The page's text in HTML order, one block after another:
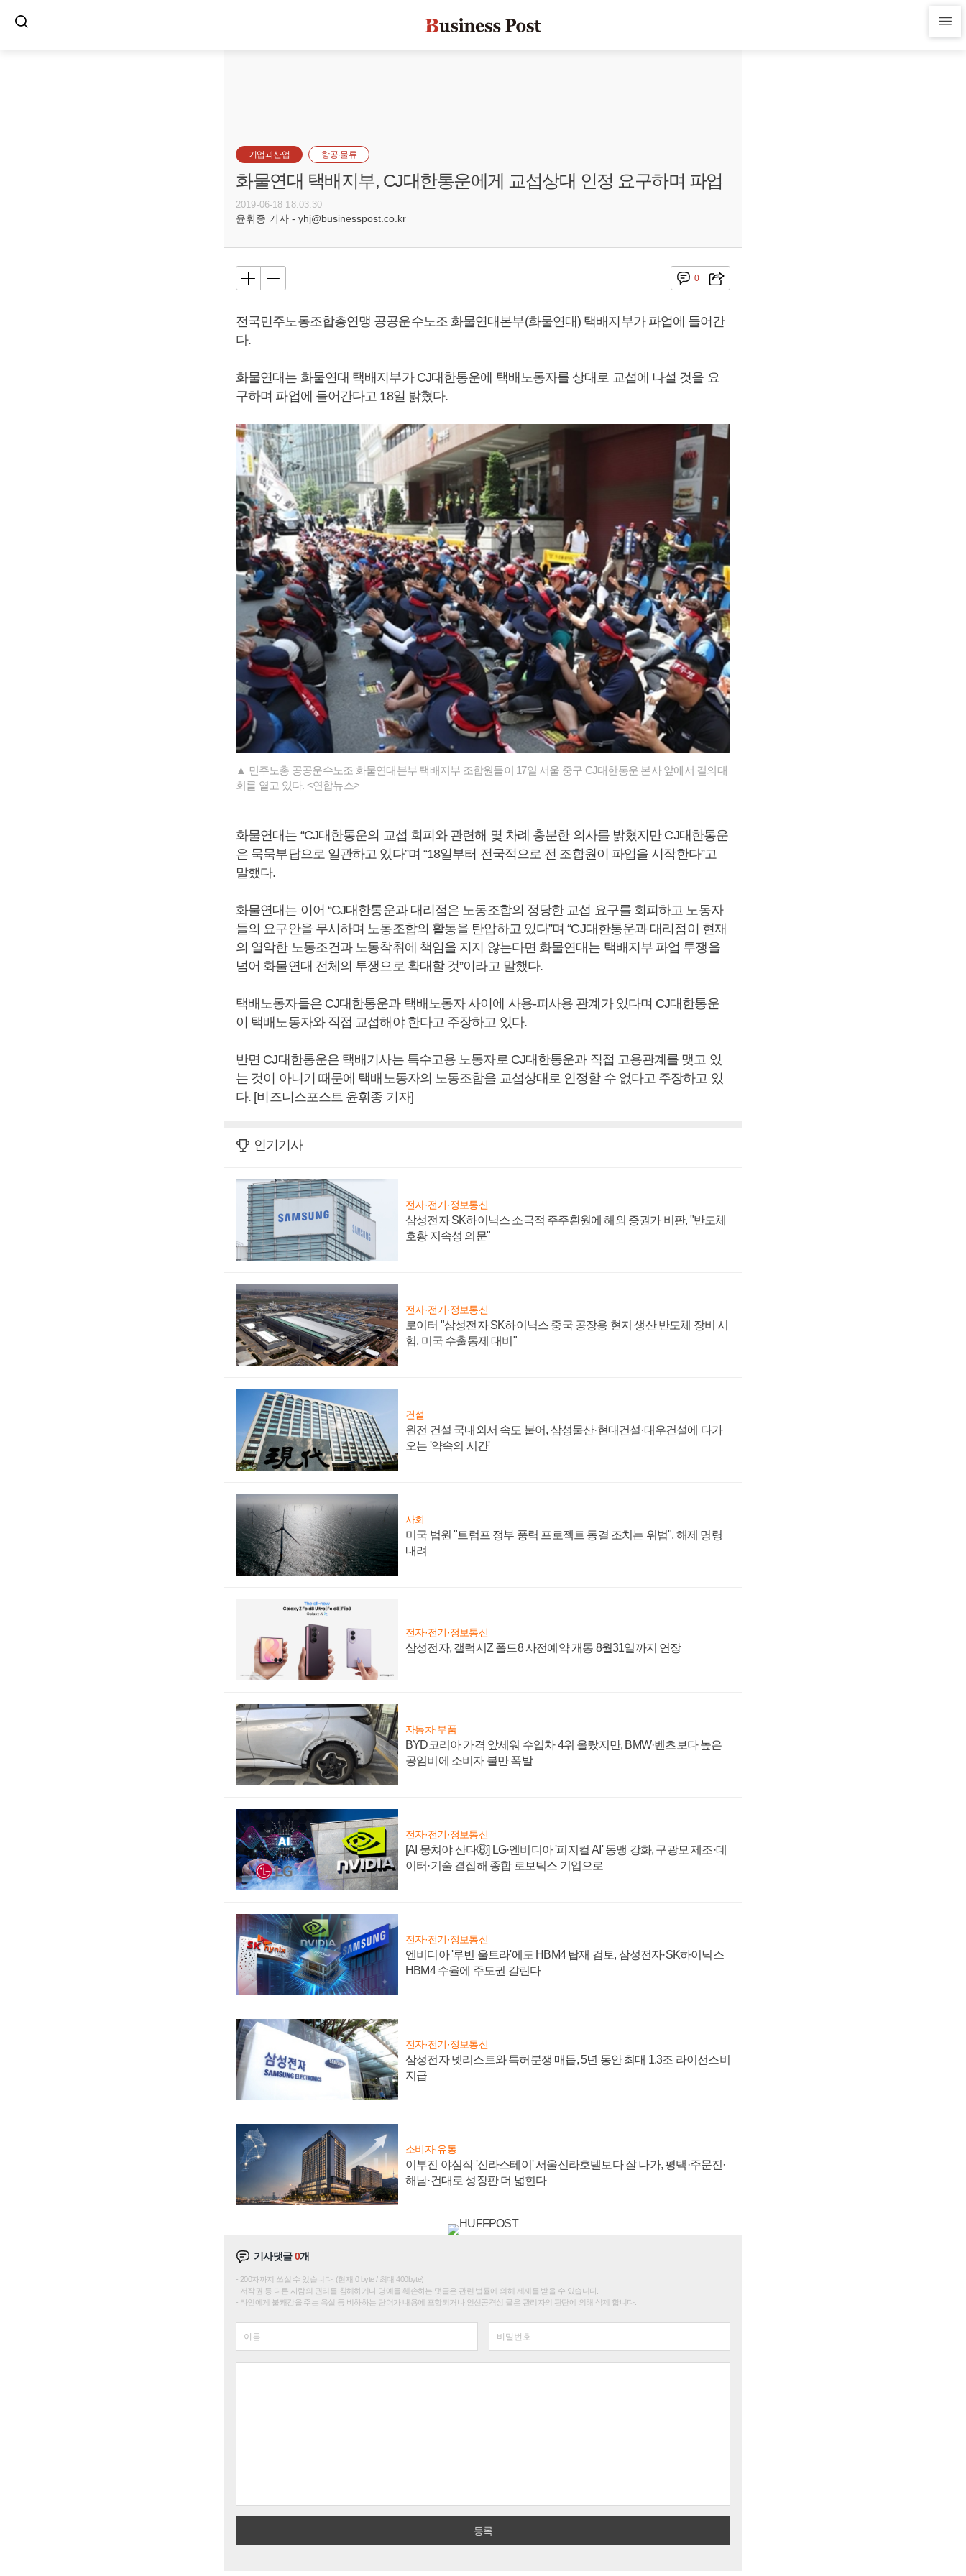
기업과산업 항공·물류
화물연대 택배지부, CJ대한통운에게 교섭상대 인정 요구하며 파업
2019-06-18 18:03:30
윤휘종 기자 - yhj@businesspost.co.kr
0
전국민주노동조합총연맹 공공운수노조 화물연대본부(화물연대) 택배지부가 파업에 들어간
다.
화물연대는 화물연대 택배지부가 CJ대한통운에 택배노동자를 상대로 교섭에 나설 것을 요
구하며 파업에 들어간다고 18일 밝혔다.
▲ 민주노총 공공운수노조 화물연대본부 택배지부 조합원들이 17일 서울 중구 CJ대한통운 본사 앞에서 결의대
회를 열고 있다. <연합뉴스>
화물연대는 “CJ대한통운의 교섭 회피와 관련해 몇 차례 충분한 의사를 밝혔지만 CJ대한통운
은 묵묵부답으로 일관하고 있다”며 “18일부터 전국적으로 전 조합원이 파업을 시작한다”고
말했다.
화물연대는 이어 “CJ대한통운과 대리점은 노동조합의 정당한 교섭 요구를 회피하고 노동자
들의 요구안을 무시하며 노동조합의 활동을 탄압하고 있다”며 “CJ대한통운과 대리점이 현재
의 열악한 노동조건과 노동착취에 책임을 지지 않는다면 화물연대는 택배지부 파업 투쟁을
넘어 화물연대 전체의 투쟁으로 확대할 것”이라고 말했다.
택배노동자들은 CJ대한통운과 택배노동자 사이에 사용-피사용 관계가 있다며 CJ대한통운
이 택배노동자와 직접 교섭해야 한다고 주장하고 있다.
반면 CJ대한통운은 택배기사는 특수고용 노동자로 CJ대한통운과 직접 고용관계를 맺고 있
는 것이 아니기 때문에 택배노동자의 노동조합을 교섭상대로 인정할 수 없다고 주장하고 있
다. [비즈니스포스트 윤휘종 기자]
인기기사
전자·전기·정보통신
삼성전자 SK하이닉스 소극적 주주환원에 해외 증권가 비판, "반도체
호황 지속성 의문"
전자·전기·정보통신
로이터 "삼성전자 SK하이닉스 중국 공장용 현지 생산 반도체 장비 시
험, 미국 수출통제 대비"
건설
원전 건설 국내외서 속도 붙어, 삼성물산·현대건설·대우건설에 다가
오는 '약속의 시간'
사회
미국 법원 "트럼프 정부 풍력 프로젝트 동결 조치는 위법", 해제 명령
내려
전자·전기·정보통신
삼성전자, 갤럭시Z 폴드8 사전예약 개통 8월31일까지 연장
자동차·부품
BYD코리아 가격 앞세워 수입차 4위 올랐지만, BMW·벤츠보다 높은
공임비에 소비자 불만 폭발
전자·전기·정보통신
[AI 뭉쳐야 산다⑧] LG·엔비디아 '피지컬 AI' 동맹 강화, 구광모 제조·데
이터·기술 결집해 종합 로보틱스 기업으로
전자·전기·정보통신
엔비디아 '루빈 울트라'에도 HBM4 탑재 검토, 삼성전자·SK하이닉스
HBM4 수율에 주도권 갈린다
전자·전기·정보통신
삼성전자 넷리스트와 특허분쟁 매듭, 5년 동안 최대 1.3조 라이선스비
지급
소비자·유통
이부진 야심작 '신라스테이' 서울신라호텔보다 잘 나가, 평택·주문진·
해남·건대로 성장판 더 넓힌다
기사댓글0개
200자까지 쓰실 수 있습니다. (현재 0 byte / 최대 400byte)
저작권 등 다른 사람의 권리를 침해하거나 명예를 훼손하는 댓글은 관련 법률에 의해 제재를 받을 수 있습니다.
타인에게 불쾌감을 주는 욕설 등 비하하는 단어가 내용에 포함되거나 인신공격성 글은 관리자의 판단에 의해 삭제 합니다.